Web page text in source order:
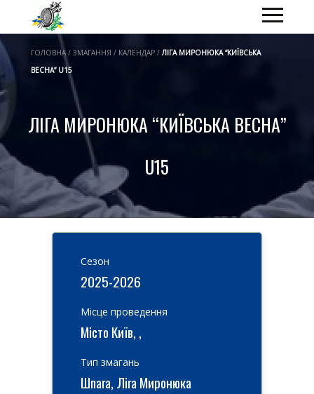
ГОЛОВНА / ЗМАГАННЯ / КАЛЕНДАР /ЛІГА МИРОНЮКА “КИЇВСЬКА
ВЕСНА” U15
ЛІГА МИРОНЮКА “КИЇВСЬКА ВЕСНА”
U15
Cезон
2025-2026
Місце проведення
Місто Київ, ,
Тип змагань
Шпага, Ліга Миронюка